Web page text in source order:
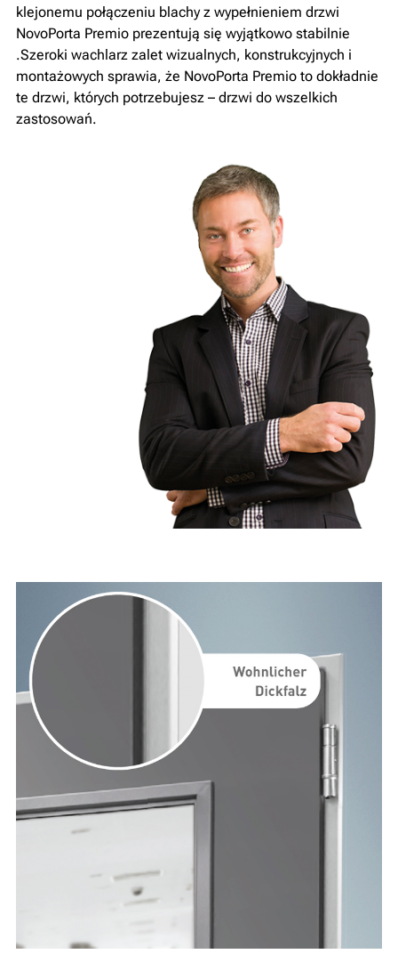
klejonemu połączeniu blachy z wypełnieniem drzwi
NovoPorta Premio prezentują się wyjątkowo stabilnie
.Szeroki wachlarz zalet wizualnych, konstrukcyjnych i
montażowych sprawia, że NovoPorta Premio to dokładnie
te drzwi, których potrzebujesz – drzwi do wszelkich
zastosowań.